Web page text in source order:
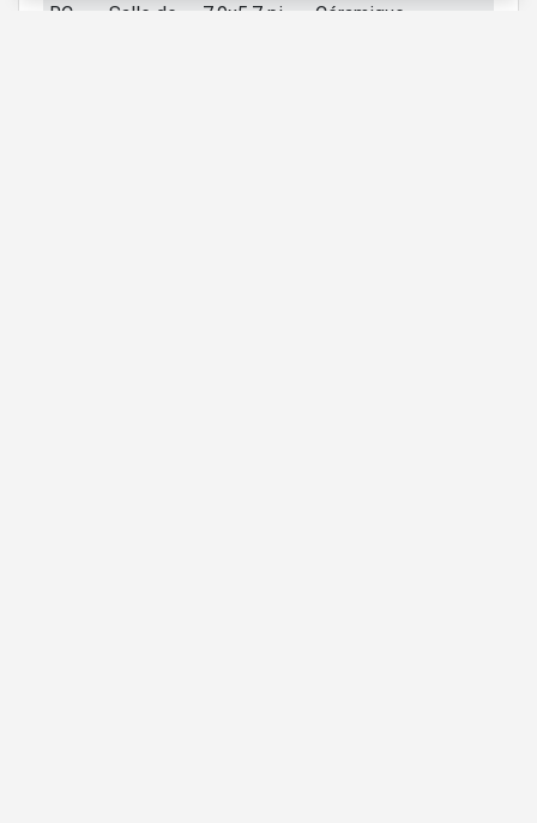
RC
Salle de
7.9x5.7 pi Céramique